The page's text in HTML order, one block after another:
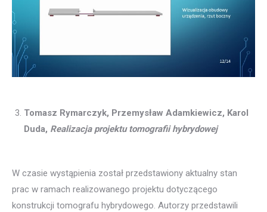
Tomasz Rymarczyk, Przemysław Adamkiewicz, Karol
Duda, Realizacja projektu tomografii hybrydowej
W czasie wystąpienia został przedstawiony aktualny stan
prac w ramach realizowanego projektu dotyczącego
konstrukcji tomografu hybrydowego. Autorzy przedstawili